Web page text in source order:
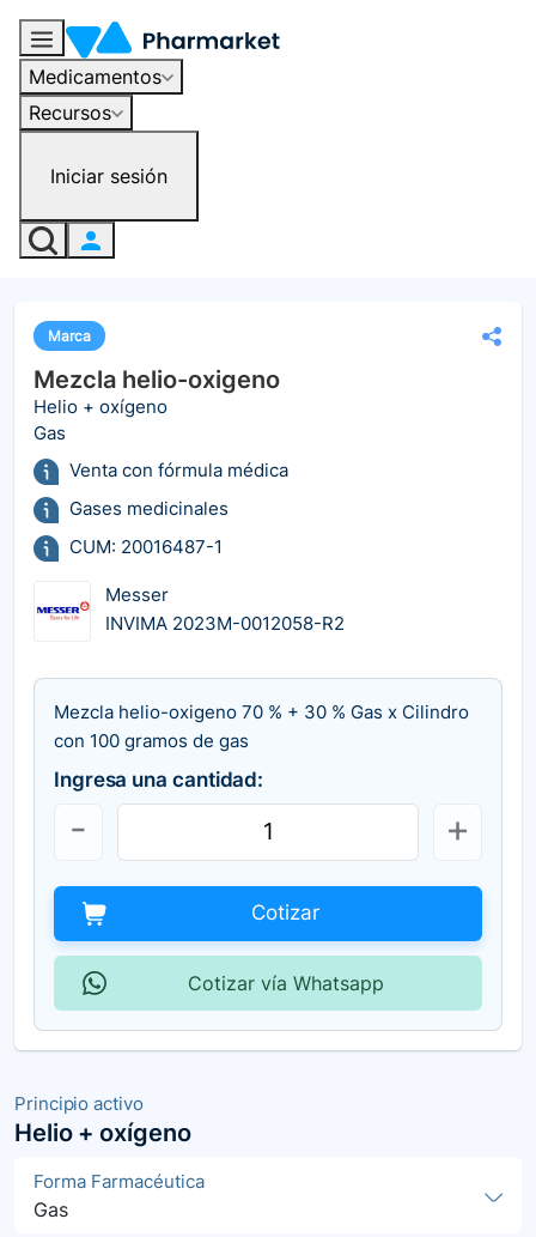
Medicamentos
Recursos
Iniciar sesión
Principio activo
Helio + oxígeno
Forma Farmacéutica
Gas
Marca
Mezcla helio-oxigeno
Helio + oxígeno
Gas
Venta con fórmula médica
Gases medicinales
CUM: 20016487-1
Messer
INVIMA 2023M-0012058-R2
Mezcla helio-oxigeno 70 % + 30 % Gas x Cilindro
con 100 gramos de gas
Ingresa una cantidad:
Cotizar
Cotizar vía Whatsapp